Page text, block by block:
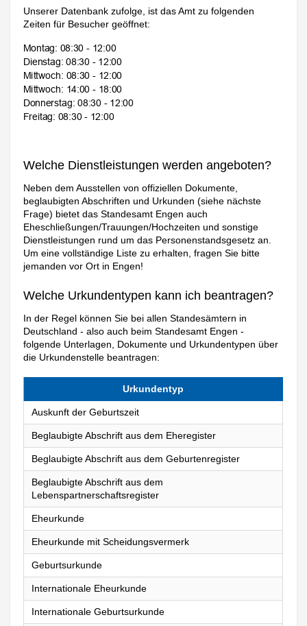
Unserer Datenbank zufolge, ist das Amt zu folgenden
Zeiten für Besucher geöffnet:
Welche Dienstleistungen werden angeboten?
Neben dem Ausstellen von offiziellen Dokumente,
beglaubigten Abschriften und Urkunden (siehe nächste
Frage) bietet das Standesamt Engen auch
Eheschließungen/Trauungen/Hochzeiten und sonstige
Dienstleistungen rund um das Personenstandsgesetz an.
Um eine vollständige Liste zu erhalten, fragen Sie bitte
jemanden vor Ort in Engen!
Welche Urkundentypen kann ich beantragen?
In der Regel können Sie bei allen Standesämtern in
Deutschland - also auch beim Standesamt Engen -
folgende Unterlagen, Dokumente und Urkundentypen über
die Urkundenstelle beantragen:
Urkundentyp
Auskunft der Geburtszeit
Beglaubigte Abschrift aus dem Eheregister
Beglaubigte Abschrift aus dem Geburtenregister
Beglaubigte Abschrift aus dem
Lebenspartnerschaftsregister
Eheurkunde
Eheurkunde mit Scheidungsvermerk
Geburtsurkunde
Internationale Eheurkunde
Internationale Geburtsurkunde